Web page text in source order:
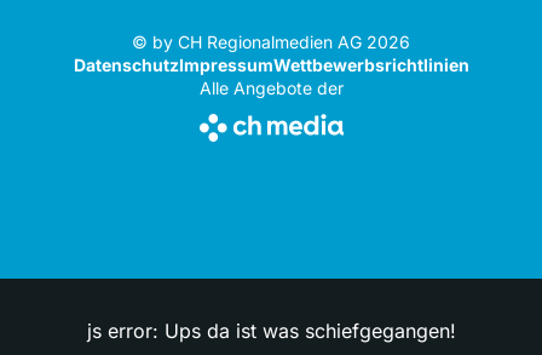
© by CH Regionalmedien AG 2026
DatenschutzImpressumWettbewerbsrichtlinien
Alle Angebote der
js error: Ups da ist was schiefgegangen!